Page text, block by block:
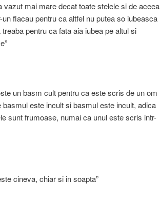
mai mare decat toate stelele si de aceea
flacau pentru ca altfel nu putea so iubeasca
pentru ca fata aia iubea pe altul si
un basm cult pentru ca este scris de un om
este incult si basmul este incult, adica
sunt frumoase, numai ca unul este scris intr-
cineva, chiar si in soapta”